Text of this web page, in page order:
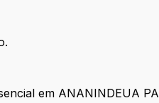
em ANANINDEUA PA